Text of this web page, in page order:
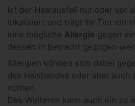
Ist der Haarausfall nur oder vor
lokalisiert und trägt Ihr Tier ein
eine mögliche Allergie gegen
dessen in Betracht gezogen
Allergien können sich dabei
des Halsbandes oder aber auch
richten.
Des Weiteren kann auch ein zu